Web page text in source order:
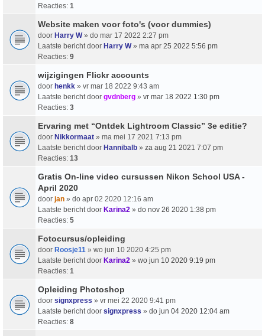
Reacties: 1
Website maken voor foto's (voor dummies)
door Harry W» do mar 17 2022 2:27 pm
Laatste bericht door Harry W» ma apr 25 2022 5:56 pm
Reacties: 9
wijzigingen Flickr accounts
door henkk » vr mar 18 2022 9:43 am
Laatste bericht door gvdnberg » vr mar 18 2022 1:30 pm
Reacties: 3
Ervaring met “Ontdek Lightroom Classic” 3e editie?
door Nikkormaat » ma mei 17 2021 7:13 pm
Laatste bericht door Hannibalb » za aug 21 2021 7:07 pm
Reacties: 13
Gratis On-line video cursussen Nikon School USA -
April 2020
door jan » do apr 02 2020 12:16 am
Laatste bericht door Karina2 » do nov 26 2020 1:38 pm
Reacties: 5
Fotocursus/opleiding
door Roosje11 » wo jun 10 2020 4:25 pm
Laatste bericht door Karina2 » wo jun 10 2020 9:19 pm
Reacties: 1
Opleiding Photoshop
door signxpress » vr mei 22 2020 9:41 pm
Laatste bericht door signxpress » do jun 04 2020 12:04 am
Reacties: 8